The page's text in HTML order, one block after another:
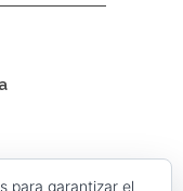
para garantizar el